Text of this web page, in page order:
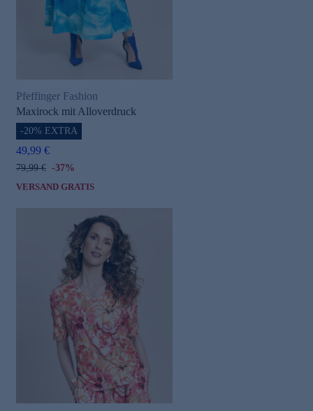
Pfeffinger Fashion
Maxirock mit Alloverdruck
-20% EXTRA
49,99 €
79,99 € -37%
VERSAND GRATIS